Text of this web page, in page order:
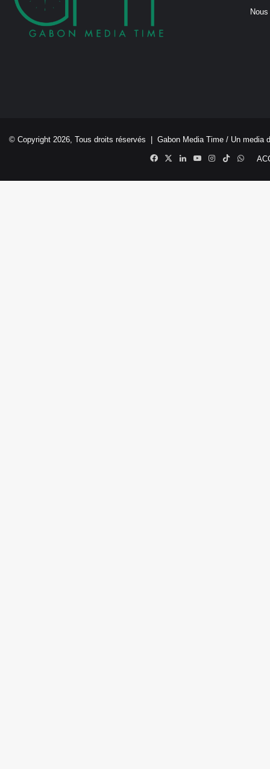
© Copyright 2026, Tous droits réservés | Gabon Media Time / Un media
Facebook
X LinkedinYouTubeInstagram
TikTok